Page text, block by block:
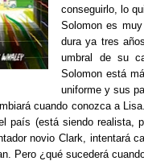
conseguirlo, lo
Solomon es
dura ya tres
umbral de su
Solomon está
uniforme y sus
cuando conozca a
país (está siendo realista,
novio Clark, intentará
Pero ¿qué sucederá